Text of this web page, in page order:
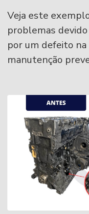
Veja este
problemas
por um defeito
manutenção